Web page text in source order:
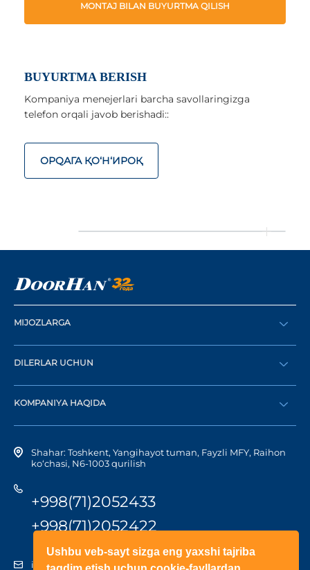
Ushbu veb-sayt sizga eng yaxshi tajriba
MONTAJ BILAN BUYURTMA QILISH
BUYURTMA BERISH
Kompaniya menejerlari barcha savollaringizga
telefon orqali javob berishadi::
ОРQАГА ҚO‘Н‘ИРОҚ
MIJOZLARGA
Buyurtma berish
DILERLAR UCHUN
Diler bo‘lish
Shaxsiy kabinetga kirish
KOMPANIYA HAQIDA
Kompaniya tarixi
Shahar: Toshkent, Yangihayot tuman, Fayzli MFY, Raihon
ko‘chasi, N6-1003 qurilish
+998(71)2052433
+998(71)2052422
info@doorhan.uz